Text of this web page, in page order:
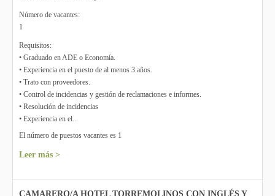
Número de vacantes:
1
Requisitos:
• Graduado en ADE o Economía.
• Experiencia en el puesto de al menos 3 años.
• Trato con proveedores.
• Control de incidencias y gestión de reclamaciones e informes.
• Resolución de incidencias
• Experiencia en el...
El número de puestos vacantes es 1
Leer más >
CAMARERO/A HOTEL TORREMOLINOS CON INGLÉS Y